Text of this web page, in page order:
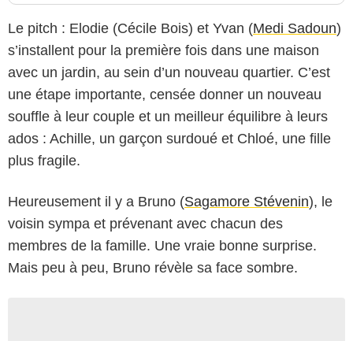
Le pitch : Elodie (Cécile Bois) et Yvan (Medi Sadoun)
s’installent pour la première fois dans une maison
avec un jardin, au sein d’un nouveau quartier. C’est
une étape importante, censée donner un nouveau
souffle à leur couple et un meilleur équilibre à leurs
ados : Achille, un garçon surdoué et Chloé, une fille
plus fragile.
Heureusement il y a Bruno (Sagamore Stévenin), le
voisin sympa et prévenant avec chacun des
membres de la famille. Une vraie bonne surprise.
Mais peu à peu, Bruno révèle sa face sombre.